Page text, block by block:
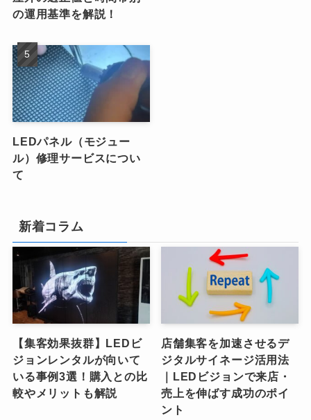
の運用基準を解説！
LEDパネル（モジュー
ル）修理サービスについ
て
新着コラム
【集客効果抜群】LEDビ
ジョンレンタルが向いて
いる事例3選！購入との比
較やメリットも解説
店舗集客を加速させるデ
ジタルサイネージ活用法
｜LEDビジョンで来店・
売上を伸ばす成功のポイ
ント